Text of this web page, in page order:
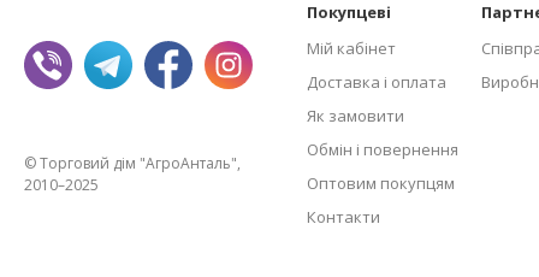
© Торговий дім "АгроАнталь",
2010–2025
Покупцеві
Мій кабінет
Доставка і оплата
Як замовити
Обмін і повернення
Оптовим покупцям
Контакти